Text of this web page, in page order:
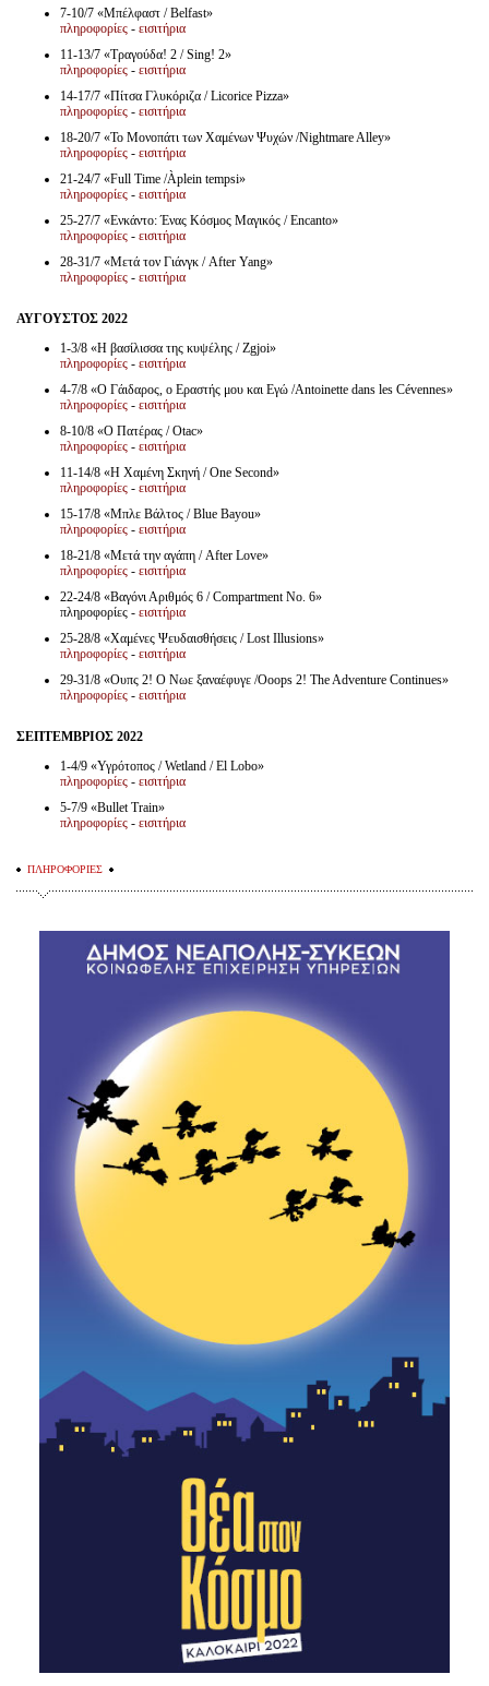
7-10/7 «Μπέλφαστ / Belfast»
πληροφορίες - εισιτήρια
11-13/7 «Τραγούδα! 2 / Sing! 2»
πληροφορίες - εισιτήρια
14-17/7 «Πίτσα Γλυκόριζα / Licorice Pizza»
πληροφορίες - εισιτήρια
18-20/7 «Το Μονοπάτι των Χαμένων Ψυχών /Nightmare Alley»
πληροφορίες - εισιτήρια
21-24/7 «Full Time /Àplein tempsi»
πληροφορίες - εισιτήρια
25-27/7 «Ενκάντο: Ένας Κόσμος Μαγικός / Encanto»
πληροφορίες - εισιτήρια
28-31/7 «Μετά τον Γιάνγκ / After Yang»
πληροφορίες - εισιτήρια
ΑΥΓΟΥΣΤΟΣ 2022
1-3/8 «Η βασίλισσα της κυψέλης / Zgjoi»
πληροφορίες - εισιτήρια
4-7/8 «Ο Γάιδαρος, ο Εραστής μου και Εγώ /Antoinette dans les Cévennes»
πληροφορίες - εισιτήρια
8-10/8 «Ο Πατέρας / Otac»
πληροφορίες - εισιτήρια
11-14/8 «Η Χαμένη Σκηνή / One Second»
πληροφορίες - εισιτήρια
15-17/8 «Μπλε Βάλτος / Blue Bayou»
πληροφορίες - εισιτήρια
18-21/8 «Μετά την αγάπη / After Love»
πληροφορίες - εισιτήρια
22-24/8 «Βαγόνι Αριθμός 6 / Compartment No. 6»
πληροφορίες - εισιτήρια
25-28/8 «Χαμένες Ψευδαισθήσεις / Lost Illusions»
πληροφορίες - εισιτήρια
29-31/8 «Ουπς 2! Ο Νωε ξαναέφυγε /Ooops 2! The Adventure Continues»
πληροφορίες - εισιτήρια
ΣΕΠΤΕΜΒΡΙΟΣ 2022
1-4/9 «Υγρότοπος / Wetland / El Lobo»
πληροφορίες - εισιτήρια
5-7/9 «Bullet Train»
πληροφορίες - εισιτήρια
ΠΛΗΡΟΦΟΡΙΕΣ